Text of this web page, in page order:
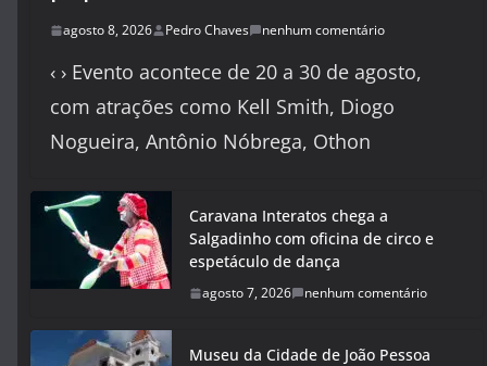
agosto 8, 2026 Pedro Chaves nenhum comentário
‹ › Evento acontece de 20 a 30 de agosto,
com atrações como Kell Smith, Diogo
Nogueira, Antônio Nóbrega, Othon
Caravana Interatos chega a
Salgadinho com oficina de circo e
espetáculo de dança
agosto 7, 2026 nenhum comentário
Museu da Cidade de João Pessoa